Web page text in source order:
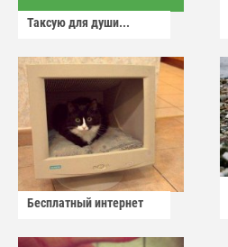
Таксую для души...
Бесплатный интернет